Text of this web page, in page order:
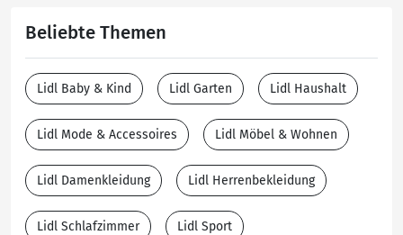
Beliebte Themen
Lidl Baby & Kind Lidl Garten Lidl Haushalt
Lidl Mode & Accessoires Lidl Möbel & Wohnen
Lidl Damenkleidung Lidl Herrenbekleidung
Lidl Schlafzimmer Lidl Sport